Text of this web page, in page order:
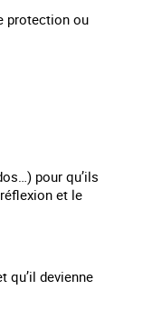
protection ou
pour qu’ils
et le
qu’il devienne